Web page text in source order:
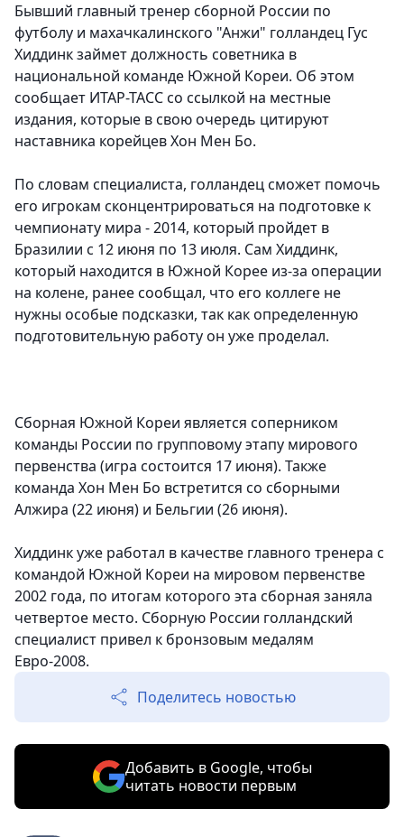
Бывший главный тренер сборной России по
футболу и махачкалинского "Анжи" голландец Гус
Хиддинк займет должность советника в
национальной команде Южной Кореи. Об этом
сообщает ИТАР-ТАСС со ссылкой на местные
издания, которые в свою очередь цитируют
наставника корейцев Хон Мен Бо.
По словам специалиста, голландец сможет помочь
его игрокам сконцентрироваться на подготовке к
чемпионату мира - 2014, который пройдет в
Бразилии с 12 июня по 13 июля. Сам Хиддинк,
который находится в Южной Корее из-за операции
на колене, ранее сообщал, что его коллеге не
нужны особые подсказки, так как определенную
подготовительную работу он уже проделал.
Сборная Южной Кореи является соперником
команды России по групповому этапу мирового
первенства (игра состоится 17 июня). Также
команда Хон Мен Бо встретится со сборными
Алжира (22 июня) и Бельгии (26 июня).
Хиддинк уже работал в качестве главного тренера с
командой Южной Кореи на мировом первенстве
2002 года, по итогам которого эта сборная заняла
четвертое место. Сборную России голландский
специалист привел к бронзовым медалям
Евро-2008.
Поделитесь новостью
Добавить в Google, чтобы
читать новости первым